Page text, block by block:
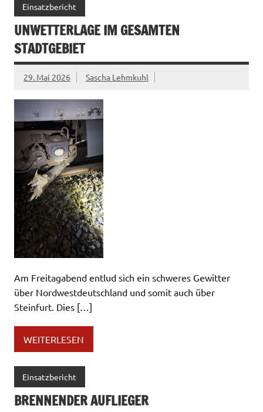
Einsatzbericht
UNWETTERLAGE IM GESAMTEN
STADTGEBIET
29. Mai 2026 Sascha Lehmkuhl
Am Freitagabend entlud sich ein schweres Gewitter
über Nordwestdeutschland und somit auch über
Steinfurt. Dies […]
WEITERLESEN
Einsatzbericht
BRENNENDER AUFLIEGER